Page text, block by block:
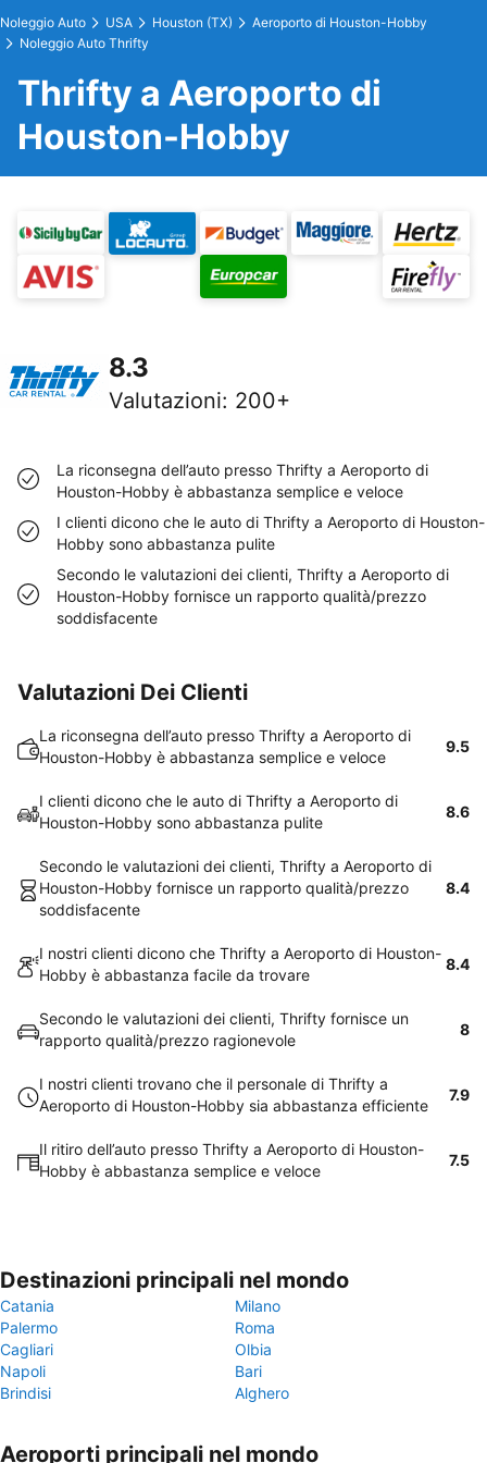
Noleggio Auto USA Houston (TX)
Aeroporto di Houston-Hobby
Noleggio Auto Thrifty
Thrifty a Aeroporto di
Houston-Hobby
8.3
Valutazioni: 200+
La riconsegna dell’auto presso Thrifty a Aeroporto di
Houston-Hobby è abbastanza semplice e veloce
I clienti dicono che le auto di Thrifty a Aeroporto di Houston-
Hobby sono abbastanza pulite
Secondo le valutazioni dei clienti, Thrifty a Aeroporto di
Houston-Hobby fornisce un rapporto qualità/prezzo
soddisfacente
Valutazioni Dei Clienti
La riconsegna dell’auto presso Thrifty a Aeroporto di
Houston-Hobby è abbastanza semplice e veloce
9.5
I clienti dicono che le auto di Thrifty a Aeroporto di
Houston-Hobby sono abbastanza pulite
8.6
Secondo le valutazioni dei clienti, Thrifty a Aeroporto di
Houston-Hobby fornisce un rapporto qualità/prezzo
soddisfacente
8.4
I nostri clienti dicono che Thrifty a Aeroporto di Houston-
Hobby è abbastanza facile da trovare
8.4
Secondo le valutazioni dei clienti, Thrifty fornisce un
rapporto qualità/prezzo ragionevole
8
I nostri clienti trovano che il personale di Thrifty a
Aeroporto di Houston-Hobby sia abbastanza efficiente
7.9
Il ritiro dell’auto presso Thrifty a Aeroporto di Houston-
Hobby è abbastanza semplice e veloce
7.5
Destinazioni principali nel mondo
Catania
Milano
Palermo
Roma
Cagliari
Olbia
Napoli
Bari
Brindisi
Alghero
Aeroporti principali nel mondo